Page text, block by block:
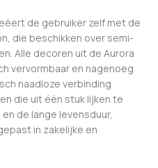
de gebruiker zelf met de
die beschikken over semi-
Alle decoren uit de Aurora
vervormbaar en nagenoeg
naadloze verbinding
die uit één stuk lijken te
de lange levensduur,
in zakelijke en